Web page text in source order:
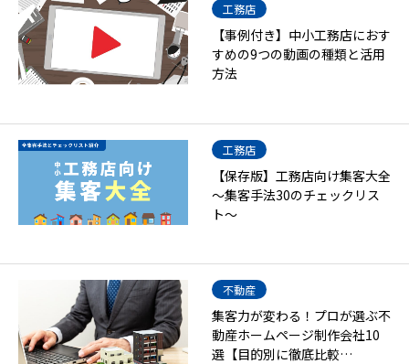
工務店
【事例付き】中小工務店におす
すめの9つの動画の種類と活用
方法
工務店
【保存版】工務店向け集客大全
～集客手法30のチェックリス
ト～
不動産
集客力が変わる！プロが選ぶ不
動産ホームページ制作会社10
選【目的別に徹底比較…